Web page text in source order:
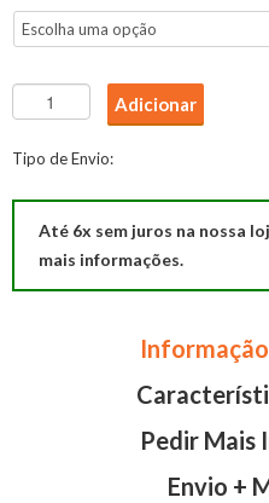
Quantidade
de
Colchão
Molaflex
Adicionar
Tipo de Envio:
Até 6x sem juros na nossa
mais informações.
Pedir Mais
Envio +